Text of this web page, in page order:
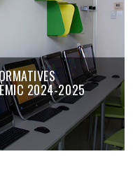
2024-2025